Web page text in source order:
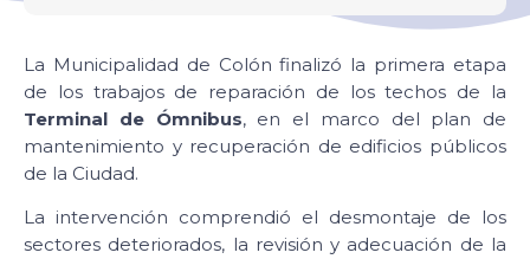
La Municipalidad de Colón finalizó la primera etapa
de los trabajos de reparación de los techos de la
Terminal de Ómnibus, en el marco del plan de
mantenimiento y recuperación de edificios públicos
de la Ciudad.
La intervención comprendió el desmontaje de los
sectores deteriorados, la revisión y adecuación de la